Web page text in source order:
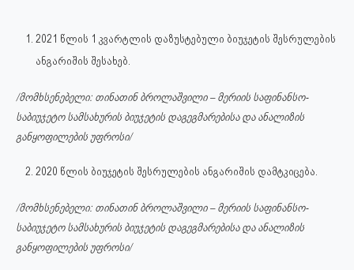
2021 წლის 1 კვარტლის დაზუსტებული ბიუჯეტის შესრულების
ანგარიშის შესახებ.
/მომხსენებელი: თინათინ ბროლაშვილი – მერიის საფინანსო-
საბიუჯეტო სამსახურის ბიუჯეტის დაგეგმარებისა და ანალიზის
განყოფილების უფროსი/
2020 წლის ბიუჯეტის შესრულების ანგარიშის დამტკიცება.
/მომხსენებელი: თინათინ ბროლაშვილი – მერიის საფინანსო-
საბიუჯეტო სამსახურის ბიუჯეტის დაგეგმარებისა და ანალიზის
განყოფილების უფროსი/